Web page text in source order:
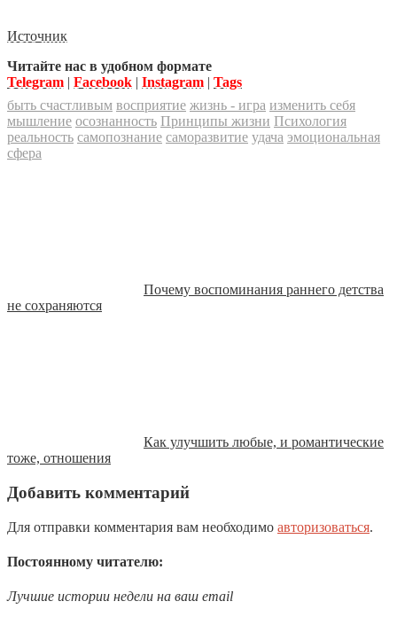
Источник
Читайте нас в удобном формате
Telegram | Facebook | Instagram | Tags
быть счастливым восприятие жизнь - игра изменить себя
мышление осознанность Принципы жизни Психология
реальность самопознание саморазвитие удача эмоциональная
сфера
Почему воспоминания раннего детства
не сохраняются
Как улучшить любые, и романтические
тоже, отношения
Добавить комментарий
Для отправки комментария вам необходимо авторизоваться.
Постоянному читателю:
Лучшие истории недели на ваш email